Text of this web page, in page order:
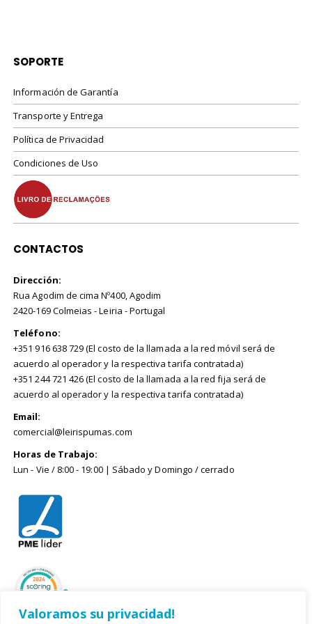
Valoramos su privacidad!
SOPORTE
Información de Garantía
Transporte y Entrega
Política de Privacidad
Condiciones de Uso
CONTACTOS
Dirección:
Rua Agodim de cima Nº400, Agodim
2420-169 Colmeias - Leiria - Portugal
Teléfono:
+351 916 638 729 (El costo de la llamada a la red móvil será de
acuerdo al operador y la respectiva tarifa contratada)
+351 244 721 426 (El costo de la llamada a la red fija será de
acuerdo al operador y la respectiva tarifa contratada)
Email:
comercial@leirispumas.com
Horas de Trabajo:
Lun - Vie / 8:00 - 19:00 | Sábado y Domingo / cerrado